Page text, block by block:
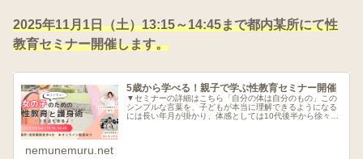
2025年11月1日（土）13:15～14:45まで都内某所にて性
教育セミナー開催します。
5歳から学べる！親子で学ぶ性教育セミナー開催
▼セミナーの詳細はこちら「自分の体は自分のもの」この
シンプルな言葉を、子どもが本当に理解できるようになる
には長い年月が掛かり、体感としては10代後半から徐々に
nemunemuru.net